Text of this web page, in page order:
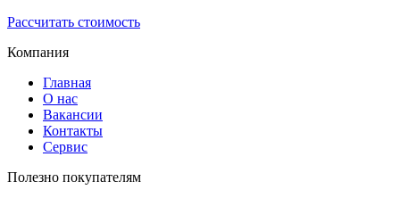
Рассчитать стоимость
Компания
Главная
О нас
Вакансии
Контакты
Сервис
Полезно покупателям